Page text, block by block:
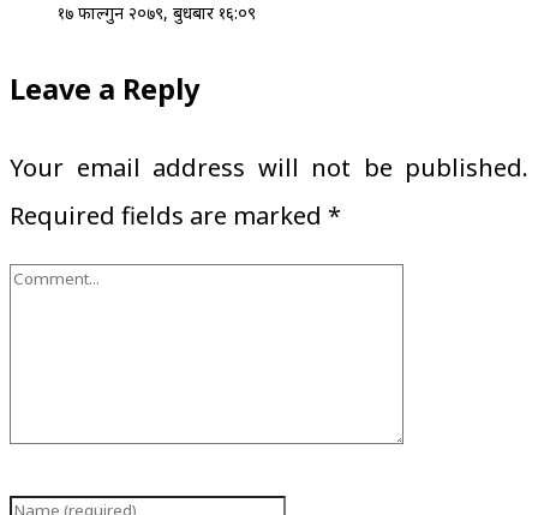
१७ फाल्गुन २०७९, बुधबार १६:०९
Leave a Reply
Your email address will not be published.
Required fields are marked *